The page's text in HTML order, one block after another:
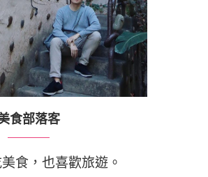
食部落客
食，也喜歡旅遊。